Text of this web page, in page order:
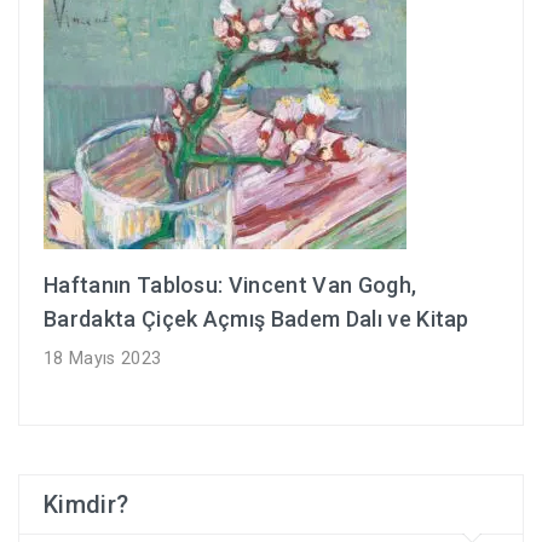
Haftanın Tablosu: Vincent Van Gogh,
Bardakta Çiçek Açmış Badem Dalı ve Kitap
18 Mayıs 2023
Kimdir?